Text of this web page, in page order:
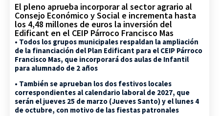
El pleno aprueba incorporar al sector agrario al
Consejo Económico y Social e incrementa hasta
los 4,48 millones de euros la inversión del
Edificant en el CEIP Párroco Francisco Mas
• Todos los grupos municipales respaldan la ampliación
de la financiación del Plan Edificant para el CEIP Párroco
Francisco Mas, que incorporará dos aulas de Infantil
para alumnado de 2 años
• También se aprueban los dos festivos locales
correspondientes al calendario laboral de 2027, que
serán el jueves 25 de marzo (Jueves Santo) y el lunes 4
de octubre, con motivo de las fiestas patronales